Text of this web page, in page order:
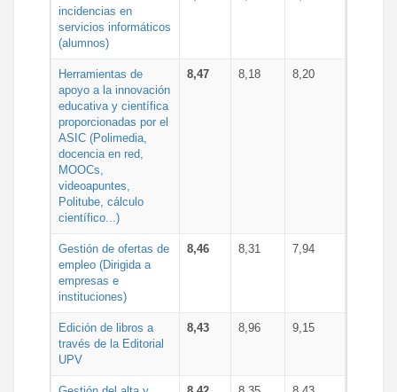
incidencias en
servicios informáticos
(alumnos)
Herramientas de
apoyo a la innovación
educativa y científica
proporcionadas por el
ASIC (Polimedia,
docencia en red,
MOOCs,
videoapuntes,
Politube, cálculo
científico...)
8,47 8,18 8,20
Gestión de ofertas de
empleo (Dirigida a
empresas e
instituciones)
8,46 8,31 7,94
Edición de libros a
través de la Editorial
UPV
8,43 8,96 9,15